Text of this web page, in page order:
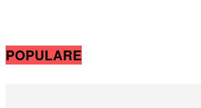
POPULARE